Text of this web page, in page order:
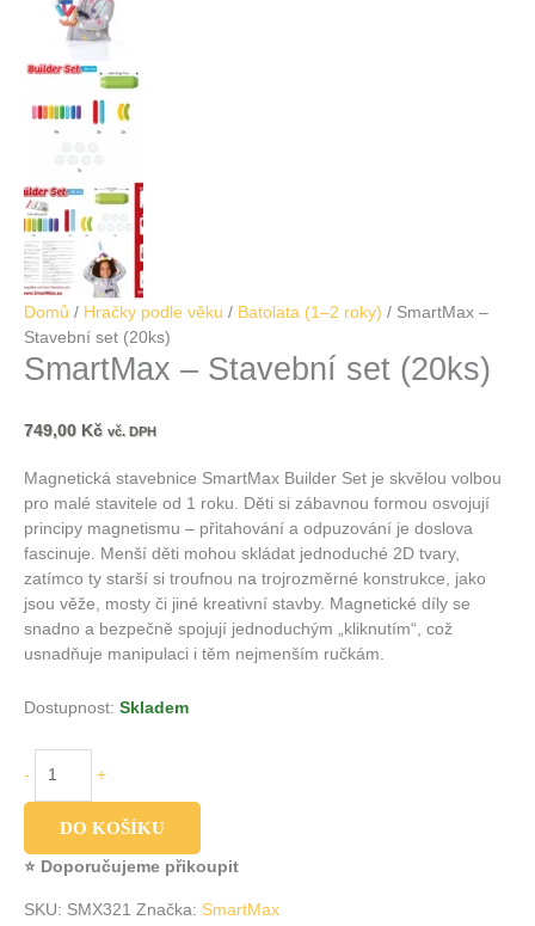
Domů / Hračky podle věku / Batolata (1–2 roky) / SmartMax –
Stavební set (20ks)
SmartMax – Stavební set (20ks)
749,00 Kč vč. DPH
Magnetická stavebnice SmartMax Builder Set je skvělou volbou
pro malé stavitele od 1 roku. Děti si zábavnou formou osvojují
principy magnetismu – přitahování a odpuzování je doslova
fascinuje. Menší děti mohou skládat jednoduché 2D tvary,
zatímco ty starší si troufnou na trojrozměrné konstrukce, jako
jsou věže, mosty či jiné kreativní stavby. Magnetické díly se
snadno a bezpečně spojují jednoduchým „kliknutím“, což
usnadňuje manipulaci i těm nejmenším ručkám.
Dostupnost: Skladem
- +
DO KOŠÍKU
⭐ Doporučujeme přikoupit
SKU: SMX321 Značka: SmartMax